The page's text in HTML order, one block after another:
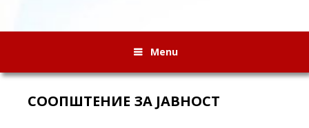
Menu
СООПШТЕНИЕ ЗА ЈАВНОСТ